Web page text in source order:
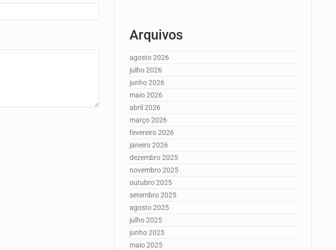
Arquivos
agosto 2026
julho 2026
junho 2026
maio 2026
abril 2026
março 2026
fevereiro 2026
janeiro 2026
dezembro 2025
novembro 2025
outubro 2025
setembro 2025
agosto 2025
julho 2025
junho 2025
maio 2025